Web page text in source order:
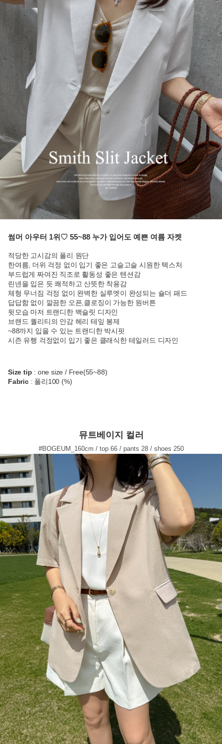
썸머 아우터 1위♡ 55~88 누가 입어도 예쁜 여름 자켓
적당한 고시감의 폴리 원단
한여름, 더위 걱정 없이 입기 좋은 고슬고슬 시원한 텍스처
부드럽게 짜여진 직조로 활동성 좋은 텐션감
린넨을 입은 듯 쾌적하고 산뜻한 착용감
체형 무너짐 걱정 없이 완벽한 실루엣이 완성되는 숄더 패드
답답함 없이 깔끔한 오픈,클로징이 가능한 원버튼
뒷모습 마저 트랜디한 백슬릿 디자인
브랜드 퀄리티의 안감 헤리 테잎 봉제
~88까지 입을 수 있는 트랜디한 박시핏
시즌 유행 걱정없이 입기 좋은 클래식한 테일러드 디자인
Size tip : one size / Free(55~88)
Fabric: 폴리100 (%)
뮤트베이지 컬러
#BOGEUM_160cm / top 66 / pants 28 / shoes 250